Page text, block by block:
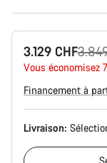
3.129 CHF
Prix
d’origine
Vous économisez
Financement à
Livraison: